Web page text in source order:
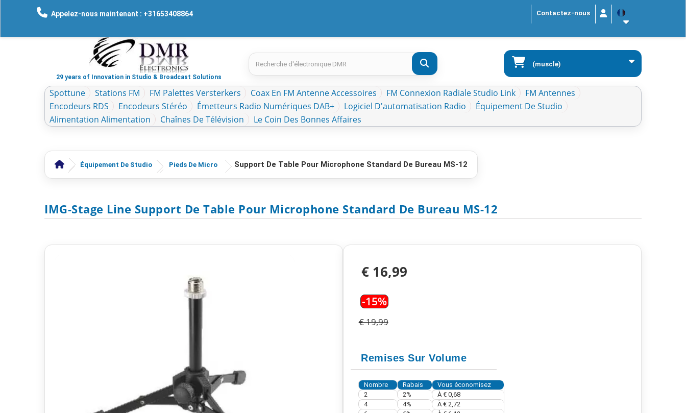
Contactez-nous
Appelez-nous maintenant : +31653408864
29 years of Innovation in Studio & Broadcast Solutions
(muscle)
Spottune Stations FM FM Palettes Versterkers Coax En FM Antenne Accessoires FM Connexion Radiale Studio Link
FM Antennes
Encodeurs RDS
Encodeurs Stéréo Émetteurs Radio Numériques DAB+ Logiciel D'automatisation Radio
Équipement De Studio
Alimentation Alimentation
Chaînes De Télévision Le Coin Des Bonnes Affaires
Équipement De Studio Pieds De Micro Support De Table Pour Microphone Standard De Bureau MS-12
IMG-Stage Line Support De Table Pour Microphone Standard De Bureau MS-12
€ 16,99
-15%
€ 19,99
Remises Sur Volume
Nombre Rabais
Vous économisez
2
2% À € 0,68
4
4% À € 2,72